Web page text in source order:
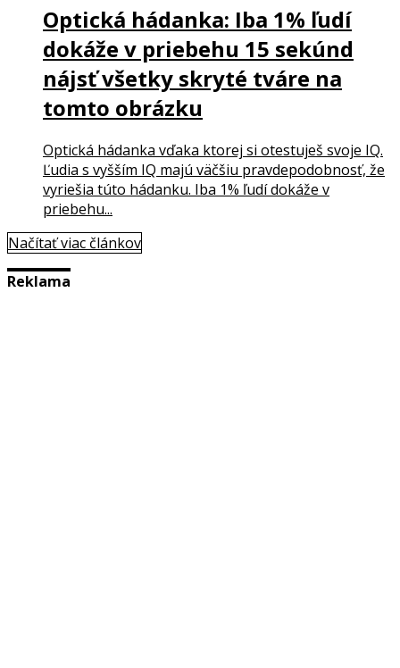
Optická hádanka: Iba 1% ľudí
dokáže v priebehu 15 sekúnd
nájsť všetky skryté tváre na
tomto obrázku
Optická hádanka vďaka ktorej si otestuješ svoje IQ.
Ľudia s vyšším IQ majú väčšiu pravdepodobnosť, že
vyriešia túto hádanku. Iba 1% ľudí dokáže v
priebehu...
Načítať viac článkov
Reklama